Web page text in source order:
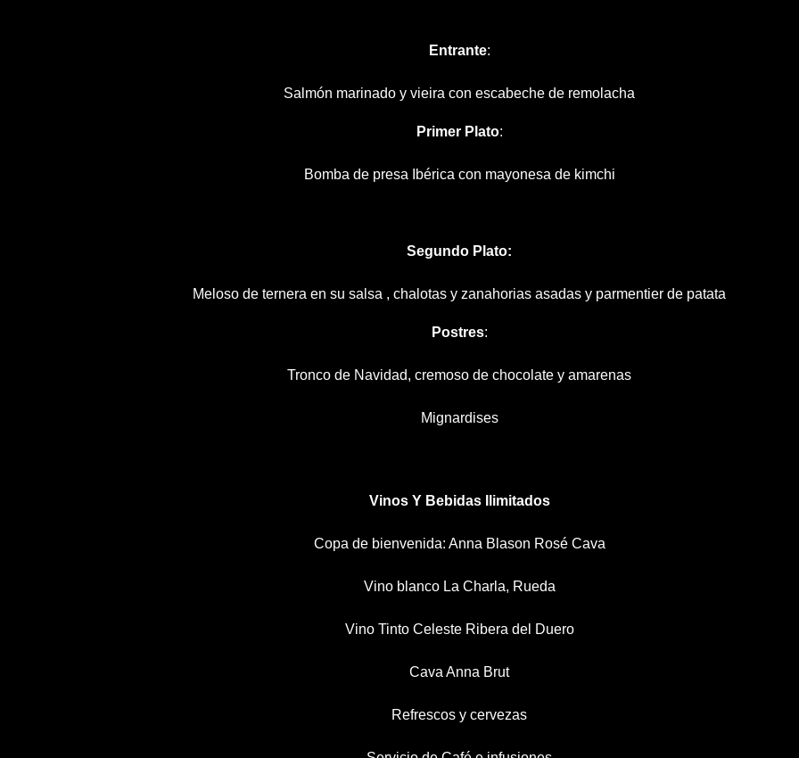
Entrante:
Salmón marinado y vieira con escabeche de remolacha
Primer Plato:
Bomba de presa Ibérica con mayonesa de kimchi
Segundo Plato:
Meloso de ternera en su salsa , chalotas y zanahorias asadas y parmentier de patata
Postres:
Tronco de Navidad, cremoso de chocolate y amarenas
Mignardises
Vinos Y Bebidas Ilimitados
Copa de bienvenida: Anna Blason Rosé Cava
Vino blanco La Charla, Rueda
Vino Tinto Celeste Ribera del Duero
Cava Anna Brut
Refrescos y cervezas